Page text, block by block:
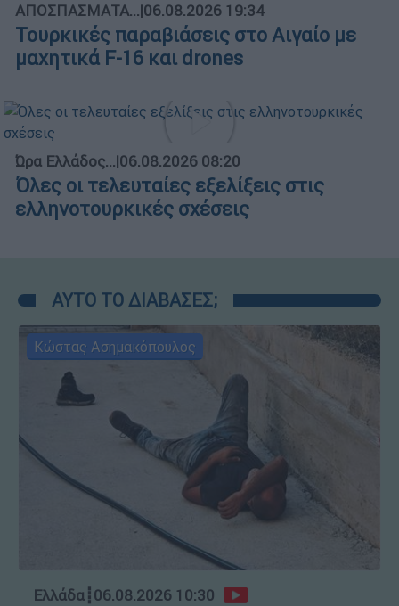
ΑΠΟΣΠΑΣΜΑΤΑ...|06.08.2026 19:34
Τουρκικές παραβιάσεις στο Αιγαίο με
μαχητικά F-16 και drones
Ώρα Ελλάδος...|06.08.2026 08:20
Όλες οι τελευταίες εξελίξεις στις
ελληνοτουρκικές σχέσεις
ΑΥΤΟ ΤΟ ΔΙΑΒΑΣΕΣ;
Κώστας Ασημακόπουλος
Ελλάδα┋06.08.2026 10:30